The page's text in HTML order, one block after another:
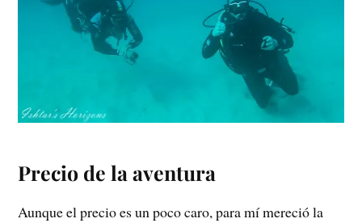
Precio de la aventura
Aunque el precio es un poco caro, para mí mereció la